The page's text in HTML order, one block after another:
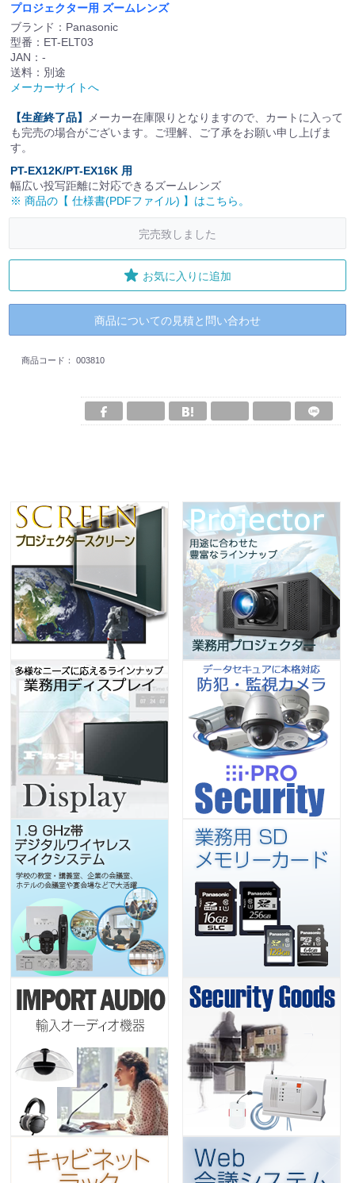
プロジェクター用 ズームレンズ
ブランド：Panasonic
型番：ET-ELT03
JAN：-
送料：別途
メーカーサイトへ
【生産終了品】
メーカー在庫限りとなりますので、カートに入って
も完売の場合がございます。ご理解、ご了承をお願い申し上げま
す。
PT-EX12K/PT-EX16K 用
幅広い投写距離に対応できるズームレンズ
※ 商品の【 仕様書(PDFファイル) 】はこちら。
完売致しました
お気に入りに追加
商品についての見積と問い合わせ
商品コード： 003810